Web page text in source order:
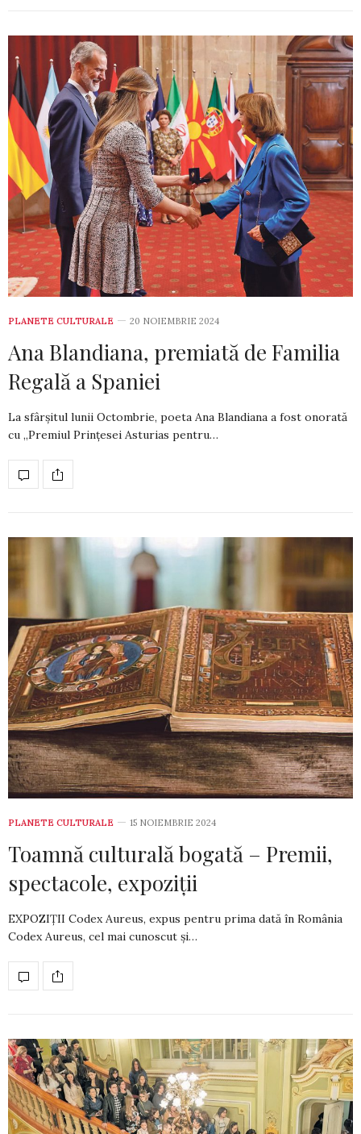
PLANETE CULTURALE 20 NOIEMBRIE 2024
Ana Blandiana, premiată de Familia
Regală a Spaniei
La sfârșitul lunii Octombrie, poeta Ana Blandiana a fost onorată
cu „Premiul Prinţesei Asturias pentru…
PLANETE CULTURALE 15 NOIEMBRIE 2024
Toamnă culturală bogată – Premii,
spectacole, expoziții
EXPOZIȚII Codex Aureus, expus pentru prima dată în România
Codex Aureus, cel mai cunoscut şi…